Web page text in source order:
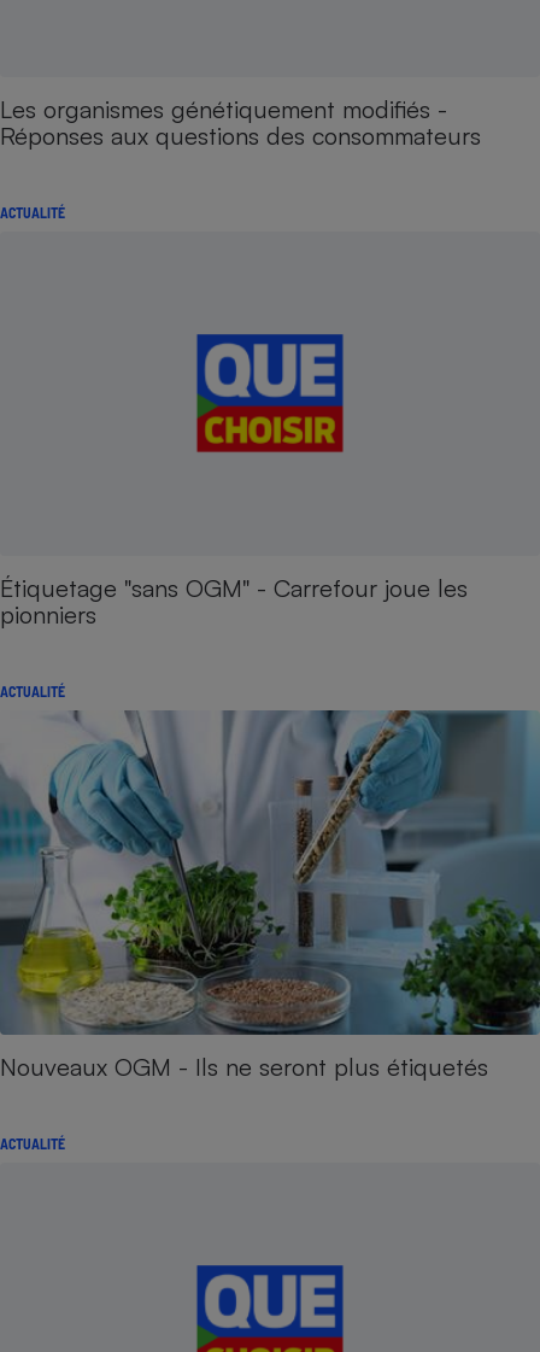
Les organismes génétiquement modifiés -
Réponses aux questions des consommateurs
ACTUALITÉ
Étiquetage "sans OGM" - Carrefour joue les
pionniers
ACTUALITÉ
Nouveaux OGM - Ils ne seront plus étiquetés
ACTUALITÉ